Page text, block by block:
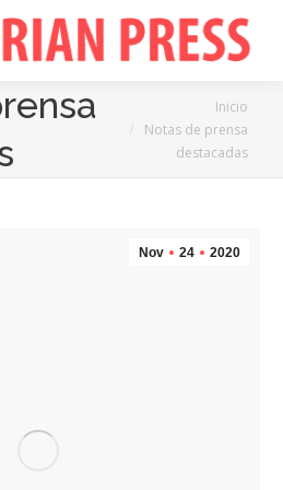
Inicio
Notas de prensa
destacadas
Nov 24 2020